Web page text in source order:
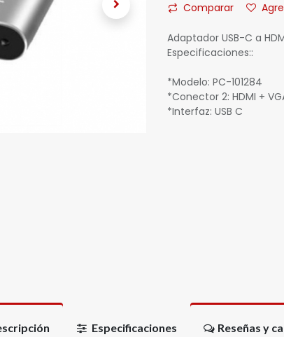
Comparar
Adaptador USB-C a
Especificaciones::
*Modelo: PC-101284
*Conector 2: HDMI +
*Interfaz: USB C
Especificaciones Reseñas y